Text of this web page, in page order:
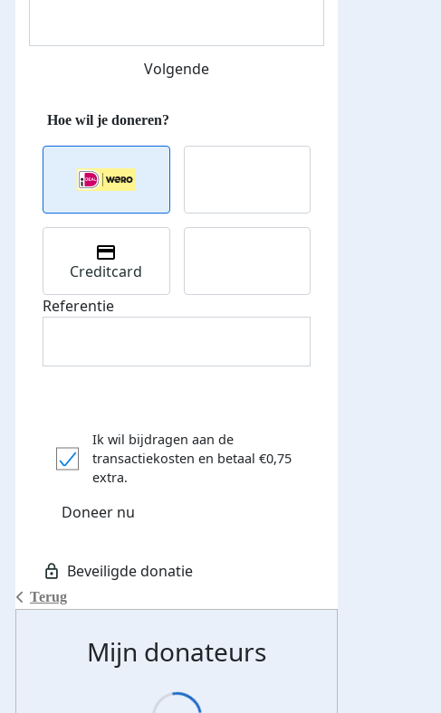
Volgende
Terug
Creditcard
Referentie
Ik wil bijdragen aan de
transactiekosten en betaal €0,75
extra.
Doneer nu
Mijn donateurs